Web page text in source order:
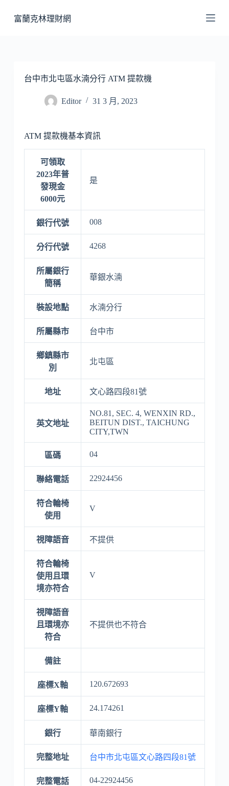
至
富蘭克林理財網
台中市北屯區水湳分行 ATM 提款機
Editor 31 3 月, 2023
ATM 提款機基本資訊
可領取
2023年普
發現金
6000元
是
銀行代號 008
分行代號 4268
所屬銀行
簡稱
華銀水湳
裝設地點 水湳分行
所屬縣市 台中市
鄉鎮縣市
別
北屯區
地址 文心路四段81號
英文地址
NO.81, SEC. 4, WENXIN RD.,
BEITUN DIST., TAICHUNG
CITY,TWN
區碼 04
聯絡電話 22924456
符合輪椅
使用
V
視障語音 不提供
符合輪椅
使用且環
境亦符合
V
視障語音
且環境亦
符合
不提供也不符合
備註
座標X軸 120.672693
座標Y軸 24.174261
銀行 華南銀行
完整地址 台中市北屯區文心路四段81號
完整電話 04-22924456